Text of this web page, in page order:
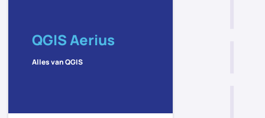
QGIS Aerius
Alles van QGIS